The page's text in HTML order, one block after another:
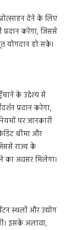
देने के लिए
करेगा, जिससे
योगदान हो सके।
के उद्देश्य से
प्रदान करेगा,
पर जानकारी
बीमा और
राज्य के
का अवसर मिलेगा।
स्थलों और उद्योग
इसके अलावा,